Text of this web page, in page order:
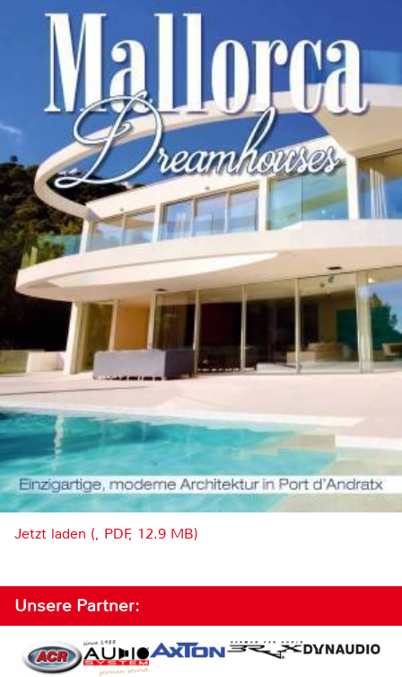
Jetzt laden (, PDF, 12.9 MB)
Unsere Partner: